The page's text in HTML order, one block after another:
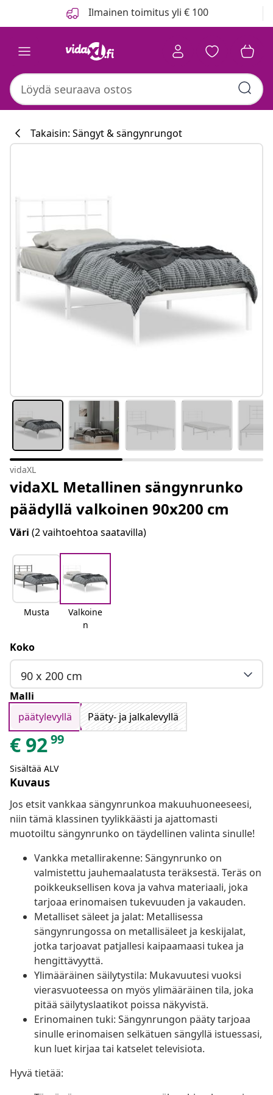
Ilmainen toimitus yli € 100
#sharemevidaxl
Takaisin: Sängyt & sängynrungot
vidaXL
vidaXL Metallinen sängynrunko
päädyllä valkoinen 90x200 cm
Väri (2 vaihtoehtoa saatavilla)
Musta
Valkoine
n
Koko
90 x 200 cm
Malli
päätylevyllä
Pääty- ja jalkalevyllä
€ 9299
Sisältää ALV
Kuvaus
Jos etsit vankkaa sängynrunkoa makuuhuoneeseesi,
niin tämä klassinen tyylikkäästi ja ajattomasti
muotoiltu sängynrunko on täydellinen valinta sinulle!
Vankka metallirakenne: Sängynrunko on
valmistettu jauhemaalatusta teräksestä. Teräs on
poikkeuksellisen kova ja vahva materiaali, joka
tarjoaa erinomaisen tukevuuden ja vakauden.
Metalliset säleet ja jalat: Metallisessa
sängynrungossa on metallisäleet ja keskijalat,
jotka tarjoavat patjallesi kaipaamaasi tukea ja
hengittävyyttä.
Ylimääräinen säilytystila: Mukavuutesi vuoksi
vierasvuoteessa on myös ylimääräinen tila, joka
pitää säilytyslaatikot poissa näkyvistä.
Erinomainen tuki: Sängynrungon pääty tarjoaa
sinulle erinomaisen selkätuen sängyllä istuessasi,
kun luet kirjaa tai katselet televisiota.
Hyvä tietää: